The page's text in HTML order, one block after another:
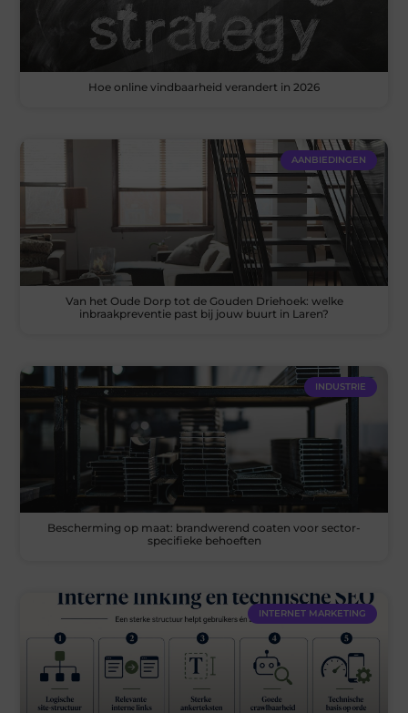
Hoe online vindbaarheid verandert in 2026
AANBIEDINGEN
Van het Oude Dorp tot de Gouden Driehoek: welke
inbraakpreventie past bij jouw buurt in Laren?
INDUSTRIE
Bescherming op maat: brandwerend coaten voor sector-
specifieke behoeften
INTERNET MARKETING